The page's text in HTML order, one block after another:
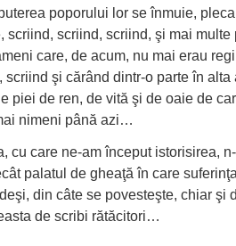
poporului lor se înmuie,
scriind, scriind, scriind, şi mai multe
care, de acum, nu mai erau
scriind şi cărând dintr-o parte în alta
piei de ren, de vită şi de oaie de
nimeni până azi…
cu care ne-am început istorisirea,
palatul de gheaţă în care
din câte se povesteşte, chiar şi
de scribi rătăcitori…